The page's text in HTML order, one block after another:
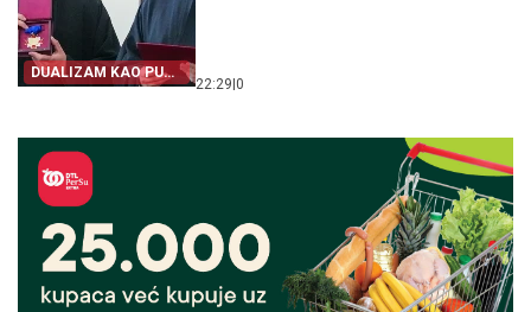
DUALIZAM KAO PUT
IZ SRPSTVA
22:29 0